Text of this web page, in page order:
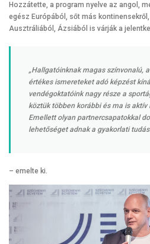
Hozzátette, a program nyelve az angol,
egész Európából, sőt más
Ausztráliából, Ázsiából is várják a
„Hallgatóinknak magas színvonalú,
értékes ismereteket adó képzést
vendégoktatóink nagy része a
köztük többen korábbi és ma is
Emellett olyan partnercsapatokkal
lehetőséget adnak a gyakorlati
– emelte ki.